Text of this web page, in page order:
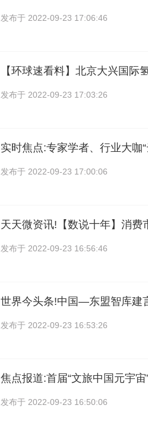
发布于 2022-09-23 17:06:46
【环球速看料】北京大兴国际
发布于 2022-09-23 17:03:26
实时焦点:专家学者、行业大咖“
发布于 2022-09-23 17:00:06
天天微资讯!【数说十年】消费
发布于 2022-09-23 16:56:46
世界今头条!中国—东盟智库建
发布于 2022-09-23 16:53:26
焦点报道:首届“文旅中国元宇宙
发布于 2022-09-23 16:50:06